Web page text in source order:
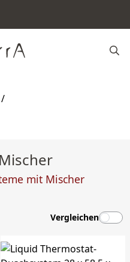
/
mit Mischer
Vergleichen